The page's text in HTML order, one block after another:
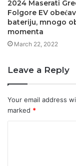
2024 Maserati
Folgore EV
bateriju, mnogo
momenta
March 22, 2022
Leave a Reply
Your email address
marked *